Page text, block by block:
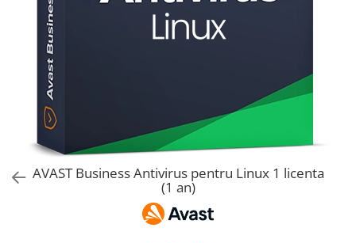
AVAST Driver Updater
AVAST SecureLine VPN
AVAST AntiTrack Premium
AVAST Business Antivirus pentru Linux 1 licenta
(1 an)